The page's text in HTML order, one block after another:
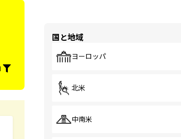
国と地域
ヨーロッパ
北米
中南米